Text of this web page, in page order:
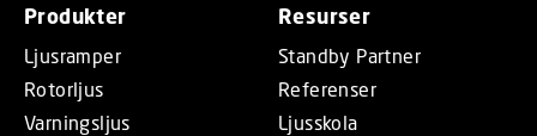
Produkter
Ljusramper
Rotorljus
Varningsljus
Resurser
Standby Partner
Referenser
Ljusskola